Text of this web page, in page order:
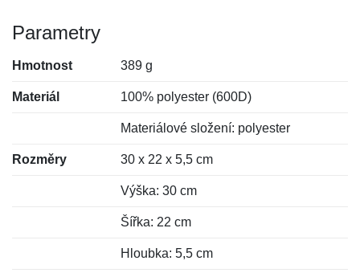
Parametry
Hmotnost 389 g
Materiál 100% polyester (600D)
Materiálové složení: polyester
Rozměry 30 x 22 x 5,5 cm
Výška: 30 cm
Šířka: 22 cm
Hloubka: 5,5 cm